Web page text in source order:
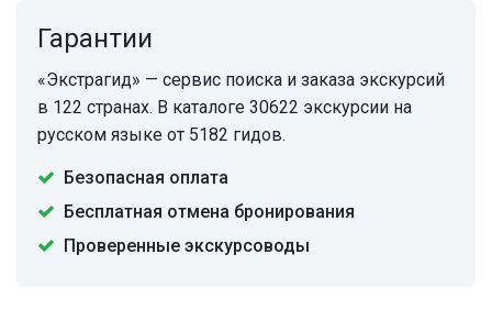
Гарантии
«Экстрагид» — сервис поиска и заказа экскурсий
в 122 странах. В каталоге 30622 экскурсии на
русском языке от 5182 гидов.
Безопасная оплата
Бесплатная отмена бронирования
Проверенные экскурсоводы